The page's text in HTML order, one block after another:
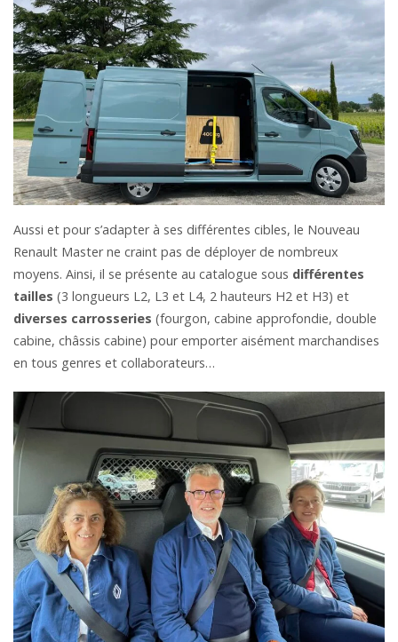
Aussi et pour s’adapter à ses différentes cibles, le Nouveau
Renault Master ne craint pas de déployer de nombreux
moyens. Ainsi, il se présente au catalogue sous différentes
tailles (3 longueurs L2, L3 et L4, 2 hauteurs H2 et H3) et
diverses carrosseries (fourgon, cabine approfondie, double
cabine, châssis cabine) pour emporter aisément marchandises
en tous genres et collaborateurs…